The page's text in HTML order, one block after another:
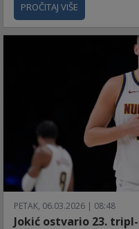
PROČITAJ VIŠE
PETAK, 06.03.2026 | 08:48
Jokić ostvario 23.